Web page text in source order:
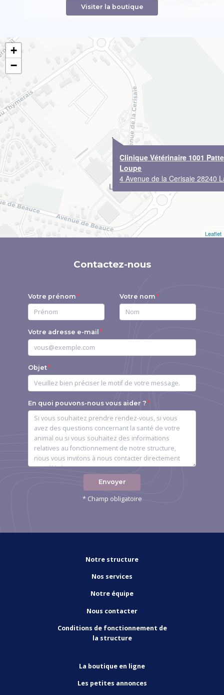
Visiter la boutique
Clinique Vétérinaire 1001
Loupe
4 Avenue de la Cerisaie 28240
+
−
Leaflet
Contactez-nous
Votre prénom Votre nom
Votre adresse e-mail
Objet
En quoi pouvons-nous vous aider ?
Envoyer
* Champ obligatoire
Notre structure
Nos services
Notre équipe
Nous contacter
Conditions de fonctionnement de
la structure
La boutique en ligne
Les petites annonces